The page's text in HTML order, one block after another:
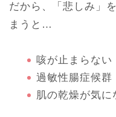
だから、「悲しみ」
まうと…
咳が止まらない
過敏性腸症候群
肌の乾燥が気に